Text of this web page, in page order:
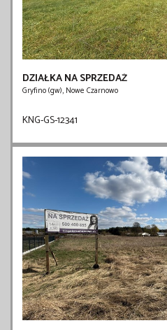
DZIAŁKA NA SPRZEDAŻ
Gryfino (gw), Nowe Czarnowo
KNG-GS-12341